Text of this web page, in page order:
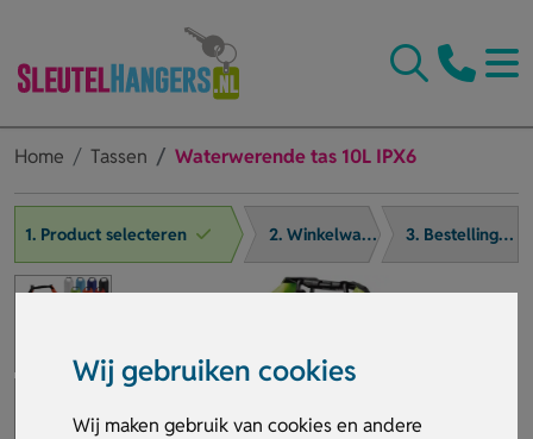
Wij gebruiken cookies
Wij maken gebruik van cookies en andere
Home Tassen Waterwerende tas 10L IPX6
1. Product selecteren 2. Winkelwagen 3. Bestelling afronden